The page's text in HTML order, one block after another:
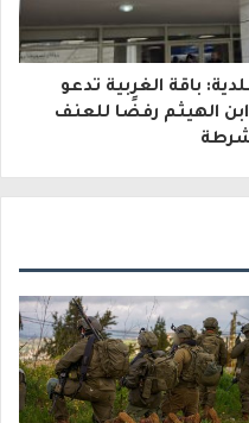
باقة الغربية تدعو
الهيثم رفضًا للعنف